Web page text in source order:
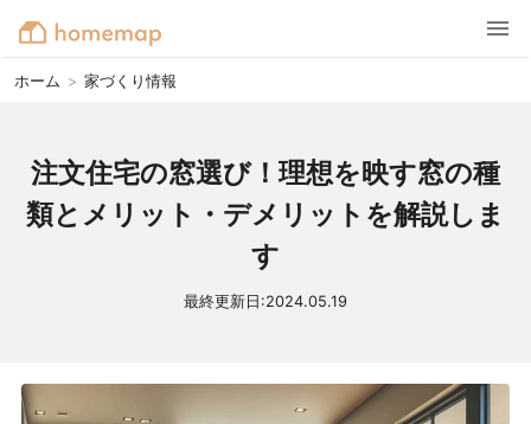
ホーム > 家づくり情報
注文住宅の窓選び！理想を映す窓の種
類とメリット・デメリットを解説しま
す
最終更新日:2024.05.19